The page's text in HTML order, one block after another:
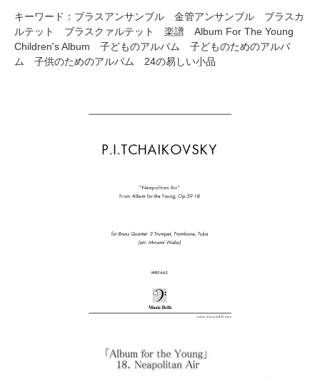
キーワード：ブラスアンサンブル 金管アンサンブル ブラスカ
ルテット ブラスクァルテット 楽譜 Album For The Young
Children's Album 子どものアルバム 子どものためのアルバ
ム 子供のためのアルバム 24の易しい小品